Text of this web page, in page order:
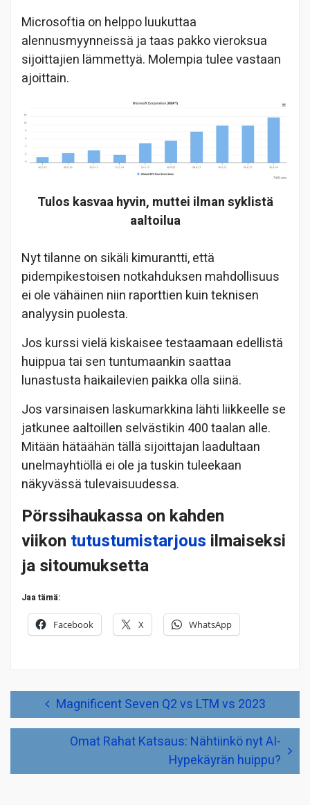
Microsoftia on helppo luukuttaa
alennusmyynneissä ja taas pakko vieroksua
sijoittajien lämmettyä. Molempia tulee vastaan
ajoittain.
Tulos kasvaa hyvin, muttei ilman syklistä
aaltoilua
Nyt tilanne on sikäli kimurantti, että
pidempikestoisen notkahduksen mahdollisuus
ei ole vähäinen niin raporttien kuin teknisen
analyysin puolesta.
Jos kurssi vielä kiskaisee testaamaan edellistä
huippua tai sen tuntumaankin saattaa
lunastusta haikailevien paikka olla siinä.
Jos varsinaisen laskumarkkina lähti liikkeelle se
jatkunee aaltoillen selvästikin 400 taalan alle.
Mitään hätäähän tällä sijoittajan laadultaan
unelmayhtiöllä ei ole ja tuskin tuleekaan
näkyvässä tulevaisuudessa.
Pörssihaukassa on kahden
viikon tutustumistarjous ilmaiseksi
ja sitoumuksetta
Jaa tämä:
Facebook X WhatsApp
Artikkelien Magnificent Seven Q2 vs LTM vs 2023
Omat Rahat Katsaus: Nähtiinkö nyt AI-
Hypekäyrän huippu?